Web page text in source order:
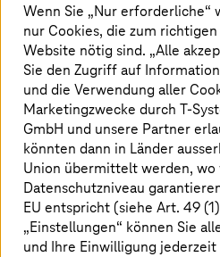
Wenn Sie „Nur erforderliche“
nur Cookies, die zum
Website nötig sind. „Alle
Sie den Zugriff auf
und die Verwendung aller
Marketingzwecke durchT-
GmbH und unsere Partner
könnten dann in Länder
Union übermittelt werden, wo
Datenschutzniveau
EU entspricht (siehe Art. 49
„Einstellungen“ können Sie
und Ihre Einwilligung jederzeit